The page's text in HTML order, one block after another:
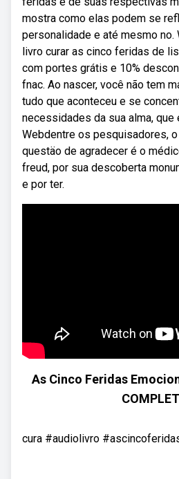
mostra como elas podem se
personalidade e até mesmo no.
livro curar as cinco feridas de
com portes grátis e 10%
fnac. Ao nascer, você não tem
tudo que aconteceu e se
necessidades da sua alma, que
Webdentre os pesquisadores,
questäo de agradecer é o
freud, por sua descoberta
e por ter.
As Cinco Feridas
cura #audiolivro